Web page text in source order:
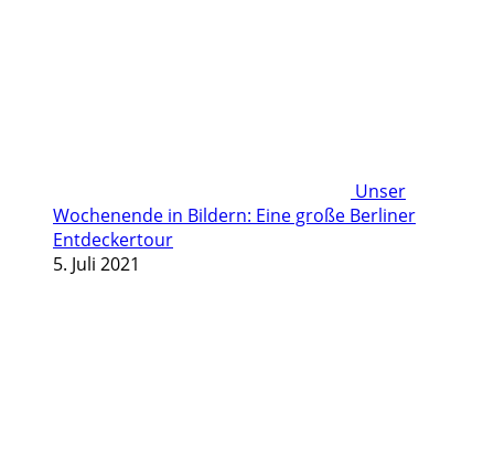
Unser
Wochenende in Bildern: Eine große Berliner
Entdeckertour
5. Juli 2021